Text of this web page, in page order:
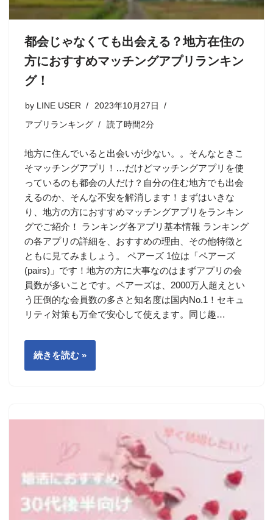
都会じゃなくても出会える？地方在住の
方におすすめマッチングアプリランキン
グ！
by LINE USER 2023年10月27日
アプリランキング 読了時間2分
地方に住んでいると出会いが少ない。。そんなときこ
そマッチングアプリ！…だけどマッチングアプリを使
っているのも都会の人だけ？自分の住む地方でも出会
えるのか、そんな不安を解消します！まずはいきな
り、地方の方におすすめマッチングアプリをランキン
グでご紹介！ ランキング各アプリ基本情報 ランキング
の各アプリの詳細を、おすすめの理由、その他特徴と
ともに見てみましょう。 ペアーズ 1位は「ペアーズ
(pairs)」です！地方の方に大事なのはまずアプリの会
員数が多いことです。ペアーズは、2000万人超えとい
う圧倒的な会員数の多さと知名度は国内No.1！セキュ
リティ対策も万全で安心して使えます。同じ趣…
続きを読む »